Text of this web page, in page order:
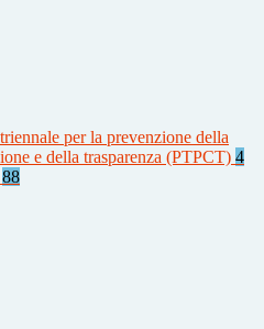
per la prevenzione della
e della trasparenza (PTPCT) 4
88